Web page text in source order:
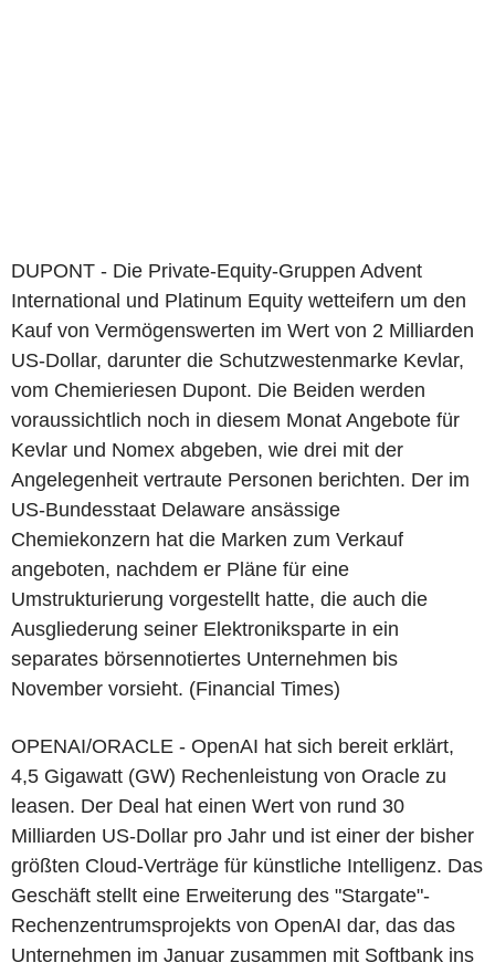
DUPONT - Die Private-Equity-Gruppen Advent
International und Platinum Equity wetteifern um den
Kauf von Vermögenswerten im Wert von 2 Milliarden
US-Dollar, darunter die Schutzwestenmarke Kevlar,
vom Chemieriesen Dupont. Die Beiden werden
voraussichtlich noch in diesem Monat Angebote für
Kevlar und Nomex abgeben, wie drei mit der
Angelegenheit vertraute Personen berichten. Der im
US-Bundesstaat Delaware ansässige
Chemiekonzern hat die Marken zum Verkauf
angeboten, nachdem er Pläne für eine
Umstrukturierung vorgestellt hatte, die auch die
Ausgliederung seiner Elektroniksparte in ein
separates börsennotiertes Unternehmen bis
November vorsieht. (Financial Times)
OPENAI/ORACLE - OpenAI hat sich bereit erklärt,
4,5 Gigawatt (GW) Rechenleistung von Oracle zu
leasen. Der Deal hat einen Wert von rund 30
Milliarden US-Dollar pro Jahr und ist einer der bisher
größten Cloud-Verträge für künstliche Intelligenz. Das
Geschäft stellt eine Erweiterung des "Stargate"-
Rechenzentrumsprojekts von OpenAI dar, das das
Unternehmen im Januar zusammen mit Softbank ins